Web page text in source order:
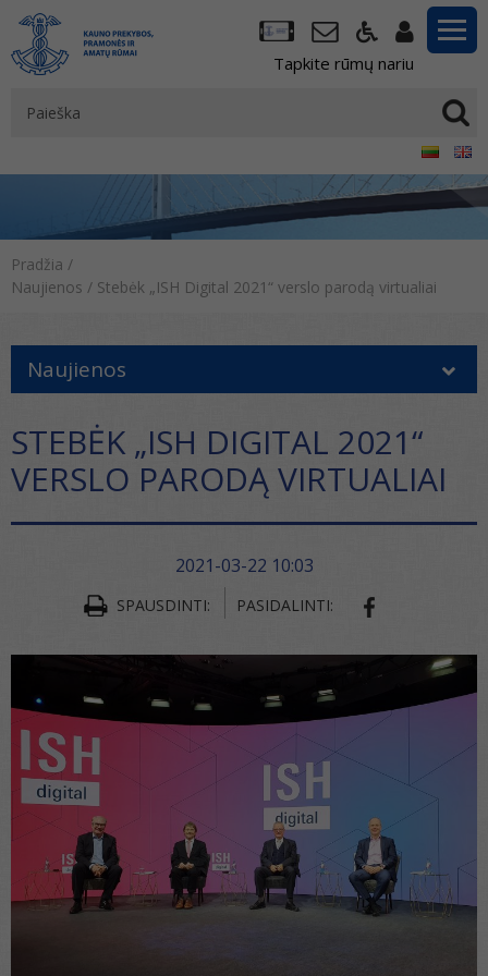
Tapkite rūmų nariu
Pradžia /
Naujienos / Stebėk „ISH Digital 2021“ verslo parodą virtualiai
Naujienos
STEBĖK „ISH DIGITAL 2021“
VERSLO PARODĄ VIRTUALIAI
2021-03-22 10:03
SPAUSDINTI: PASIDALINTI: